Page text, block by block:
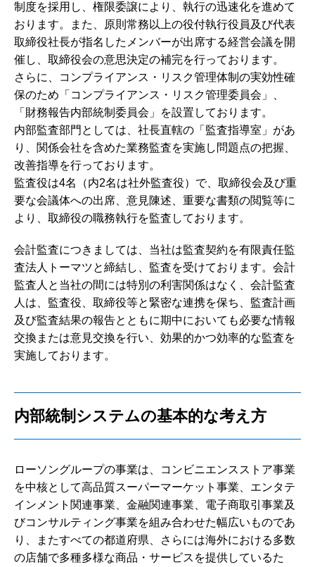
制度を採用し、権限委譲により、執行の迅速化を進めて
おります。また、原則常務以上の役付執行役員及び代表
取締役社長が指名したメンバーが出席する経営会議を開
催し、取締役会の意思決定の補完を行っております。
さらに、コンプライアンス・リスク管理体制の実効性確
保のため「コンプライアンス・リスク管理委員会」、
「財務報告内部統制委員会」を設置しております。
内部監査部門としては、社長直轄の「監査指導室」があ
り、関係会社を含めた業務監査を実施し問題点の把握、
改善指導を行っております。
監査役は4名（内2名は社外監査役）で、取締役会及び重
要な会議体への出席、意見陳述、重要な書類の閲覧等に
より、取締役の職務執行を監査しております。
会計監査につきましては、当社は監査契約を有限責任監
査法人トーマツと締結し、監査を受けております。会計
監査人と当社の間には特別の利害関係はなく、会計監査
人は、監査役、取締役等と緊密な連携を保ち、監査計画
及び監査結果の報告とともに期中においても必要な情報
交換または意見交換を行い、効果的かつ効率的な監査を
実施しております。
内部統制システムの基本的な考え方
ローソングループの事業は、コンビニエンスストア事業
を中核として高品質スーパーマーケット事業、エンタテ
インメント関連事業、金融関連事業、電子商取引事業及
びコンサルティング事業を組み合わせた幅広いものであ
り、またすべての都道府県、さらには海外における多数
の店舗で多種多様な商品・サービスを提供しているた